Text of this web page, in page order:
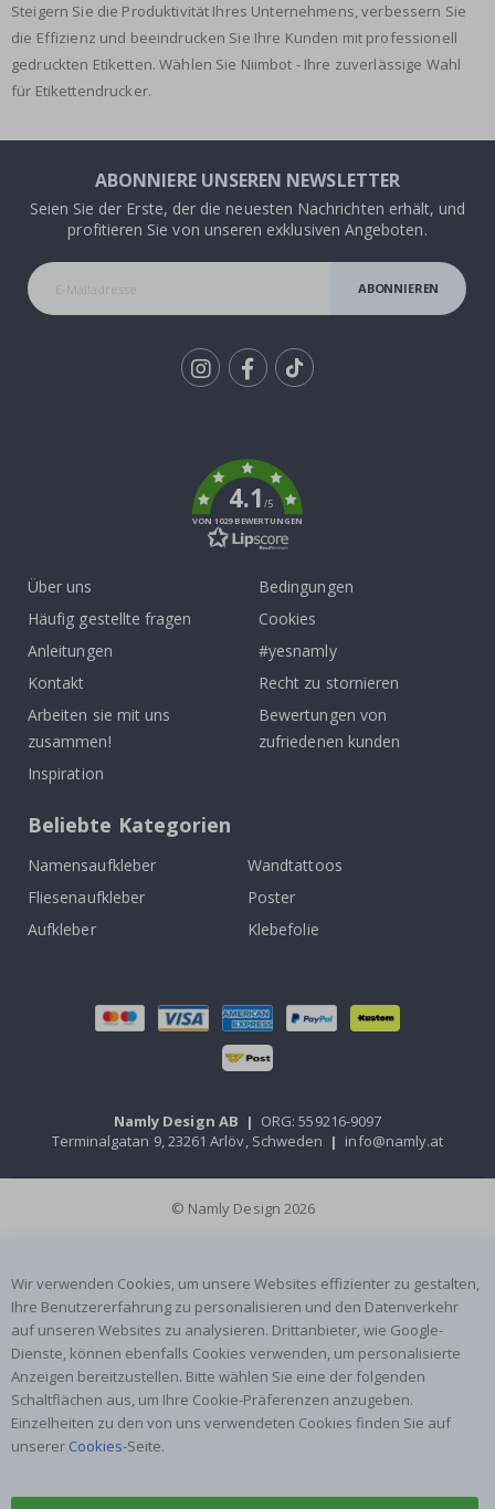
Steigern Sie die Produktivität Ihres Unternehmens, verbessern Sie
die Effizienz und beeindrucken Sie Ihre Kunden mit professionell
gedruckten Etiketten. Wählen Sie Niimbot - Ihre zuverlässige Wahl
für Etikettendrucker.
ABONNIERE UNSEREN NEWSLETTER
Seien Sie der Erste, der die neuesten Nachrichten erhält, und
profitieren Sie von unseren exklusiven Angeboten.
ABONNIEREN
4.1/5
VON 1029 BEWERTUNGEN
Über uns
Häufig gestellte fragen
Anleitungen
Kontakt
Arbeiten sie mit uns
zusammen!
Inspiration
Bedingungen
Cookies
#yesnamly
Recht zu stornieren
Bewertungen von
zufriedenen kunden
Beliebte Kategorien
Namensaufkleber
Wandtattoos
Fliesenaufkleber
Poster
Aufkleber
Klebefolie
Namly Design AB | ORG: 559216-9097
Terminalgatan 9, 23261 Arlöv, Schweden | info@namly.at
© Namly Design 2026
Wir verwenden Cookies, um unsere Websites effizienter zu gestalten,
Ihre Benutzererfahrung zu personalisieren und den Datenverkehr
auf unseren Websites zu analysieren. Drittanbieter, wie Google-
Dienste, können ebenfalls Cookies verwenden, um personalisierte
Anzeigen bereitzustellen. Bitte wählen Sie eine der folgenden
Schaltflächen aus, um Ihre Cookie-Präferenzen anzugeben.
Einzelheiten zu den von uns verwendeten Cookies finden Sie auf
unserer Cookies-Seite.